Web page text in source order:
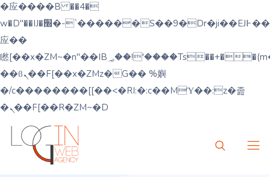
�应����B ��4�
w�D"��IJ�׭�-`������S��9�Dr�ji��EJ߅��gJ�
应��
矁[��x�ZM~�n"��IB؃��!'����Тѕ��+��(m��IK�ʭ�/|
��ϐܢ��F[��x�ZMz�G�� %嬩
�/c��������[[��<�RI:�:c��MΎ��:z�졾
�ܢ��F[��R�ZM~�D